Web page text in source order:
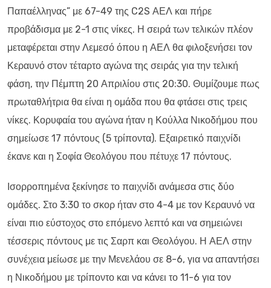
Παπαέλληνας” με 67-49 της C2S ΑΕΛ και πήρε
προβάδισμα με 2-1 στις νίκες. Η σειρά των τελικών πλέον
μεταφέρεται στην Λεμεσό όπου η ΑΕΛ θα φιλοξενήσει τον
Κεραυνό στον τέταρτο αγώνα της σειράς για την τελική
φάση, την Πέμπτη 20 Απριλίου στις 20:30. Θυμίζουμε πως
πρωταθλήτρια θα είναι η ομάδα που θα φτάσει στις τρεις
νίκες. Κορυφαία του αγώνα ήταν η Κούλλα Νικοδήμου που
σημείωσε 17 πόντους (5 τρίποντα). Εξαιρετικό παιχνίδι
έκανε και η Σοφία Θεολόγου που πέτυχε 17 πόντους.
Ισορροπημένα ξεκίνησε το παιχνίδι ανάμεσα στις δύο
ομάδες. Στο 3:30 το σκορ ήταν στο 4-4 με τον Κεραυνό να
είναι πιο εύστοχος στο επόμενο λεπτό και να σημειώνει
τέσσερις πόντους με τις Σαρπ και Θεολόγου. Η ΑΕΛ στην
συνέχεια μείωσε με την Μενελάου σε 8-6, για να απαντήσει
η Νικοδήμου με τρίποντο και να κάνει το 11-6 για τον